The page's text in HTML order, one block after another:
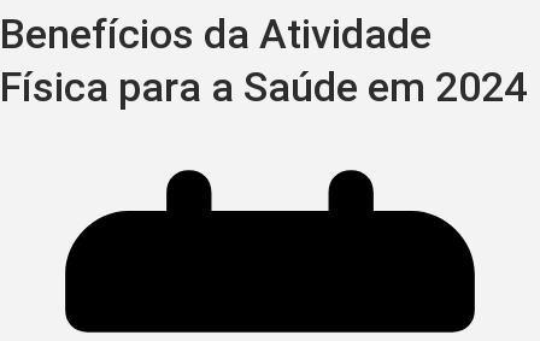
Benefícios da Atividade
Física para a Saúde em 2024